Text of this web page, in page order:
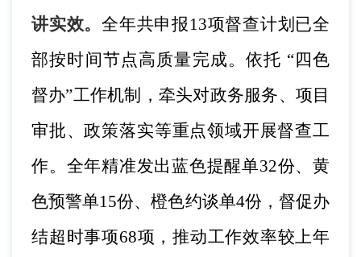
讲实效。 全年共申报 13项督查计划已全
部按时间节点高质量完成。依托 “四色
督办”工作机制，牵头对政务服务、项目
审批、政策落实等重点领域开展督查工
作。全年精准发出蓝色提醒单32份、黄
色预警单15份、橙色约谈单4份，督促办
结超时事项68项，推动工作效率较上年